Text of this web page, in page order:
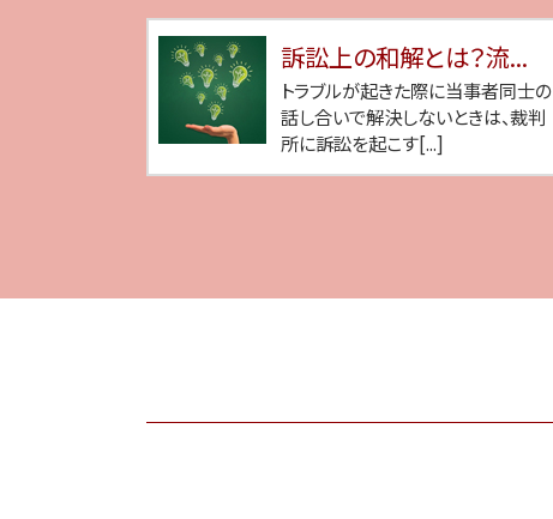
訴訟上の和解とは？流...
トラブルが起きた際に当事者同士の
話し合いで解決しないときは、裁判
所に訴訟を起こす[...]